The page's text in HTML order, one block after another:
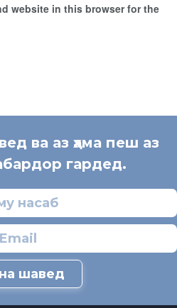
website in this browser for the
ва аз ҳама пеш аз
гардед.
шавед